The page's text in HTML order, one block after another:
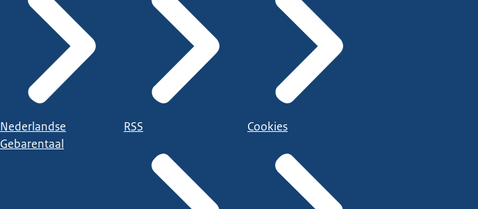
Nederlandse
Gebarentaal
RSS Cookies